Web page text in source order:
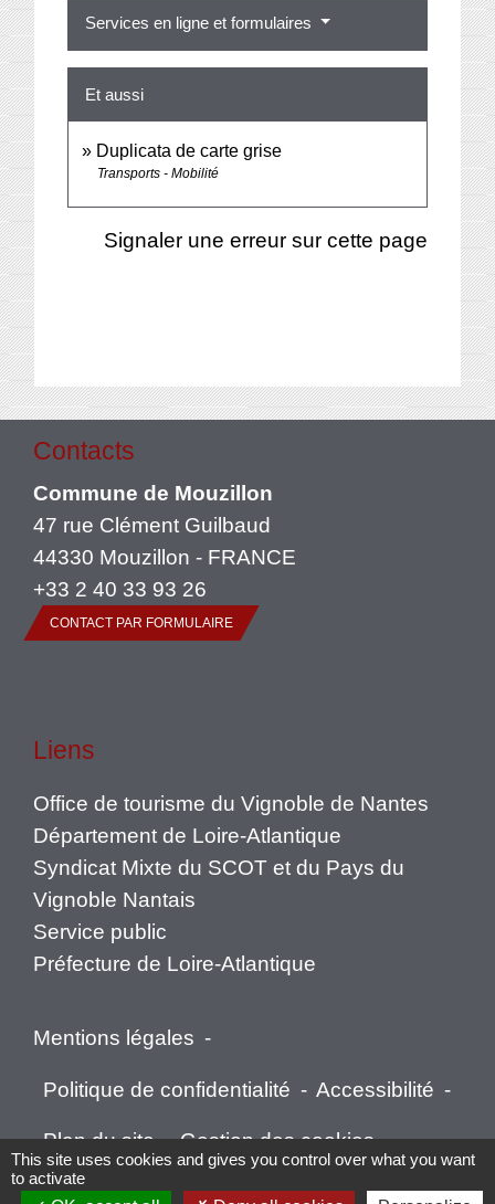
Services en ligne et formulaires
Et aussi
Duplicata de carte grise
Transports - Mobilité
Signaler une erreur sur cette page
Contacts
Commune de Mouzillon
47 rue Clément Guilbaud
44330 Mouzillon - FRANCE
+33 2 40 33 93 26
CONTACT PAR FORMULAIRE
Liens
Office de tourisme du Vignoble de Nantes
Département de Loire-Atlantique
Syndicat Mixte du SCOT et du Pays du
Vignoble Nantais
Service public
Préfecture de Loire-Atlantique
Mentions légales -
Politique de confidentialité - Accessibilité -
Plan du site - Gestion des cookies
This site uses cookies and gives you control over what you want
to activate